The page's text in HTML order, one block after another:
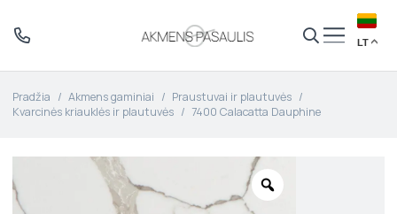
LT
Pradžia / Akmens gaminiai / Praustuvai ir plautuvės /
Kvarcinės kriauklės ir plautuvės / 7400 Calacatta Dauphine